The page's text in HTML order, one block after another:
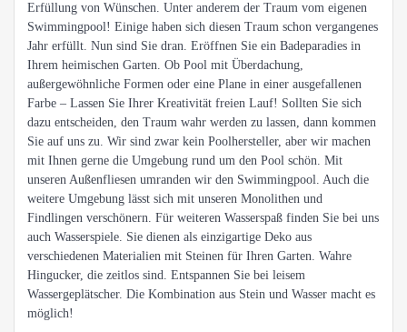
Erfüllung von Wünschen. Unter anderem der Traum vom eigenen
Swimmingpool! Einige haben sich diesen Traum schon vergangenes
Jahr erfüllt. Nun sind Sie dran. Eröffnen Sie ein Badeparadies in
Ihrem heimischen Garten. Ob Pool mit Überdachung,
außergewöhnliche Formen oder eine Plane in einer ausgefallenen
Farbe – Lassen Sie Ihrer Kreativität freien Lauf! Sollten Sie sich
dazu entscheiden, den Traum wahr werden zu lassen, dann kommen
Sie auf uns zu. Wir sind zwar kein Poolhersteller, aber wir machen
mit Ihnen gerne die Umgebung rund um den Pool schön. Mit
unseren Außenfliesen umranden wir den Swimmingpool. Auch die
weitere Umgebung lässt sich mit unseren Monolithen und
Findlingen verschönern. Für weiteren Wasserspaß finden Sie bei uns
auch Wasserspiele. Sie dienen als einzigartige Deko aus
verschiedenen Materialien mit Steinen für Ihren Garten. Wahre
Hingucker, die zeitlos sind. Entspannen Sie bei leisem
Wassergeplätscher. Die Kombination aus Stein und Wasser macht es
möglich!